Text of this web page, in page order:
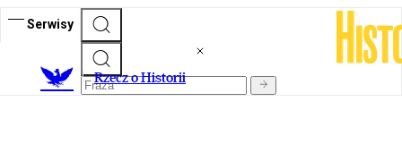
Serwisy
Rzecz o Historii